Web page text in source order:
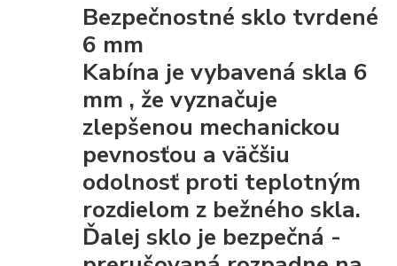
Bezpečnostné sklo tvrdené
6 mm
Kabína je vybavenáskla 6
mm , ževyznačuje
zlepšenou mechanickou
pevnosťou a väčšiu
odolnosť proti teplotným
rozdielom z bežného skla.
Ďalej sklo je bezpečná -